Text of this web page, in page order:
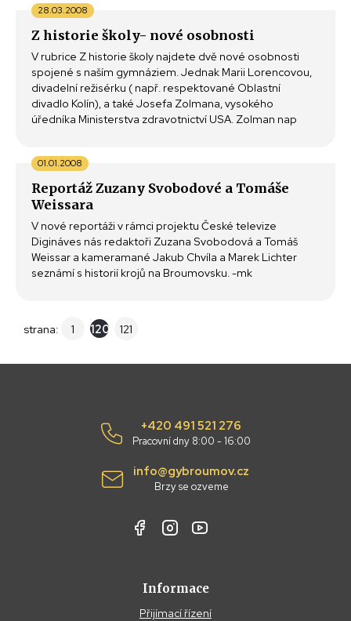
Z historie školy- nové osobnosti
28.03.2008
V rubrice Z historie školy najdete dvě nové osobnosti
spojené s naším gymnáziem. Jednak Marii Lorencovou,
divadelní režisérku ( např. respektované Oblastní
divadlo Kolín), a také Josefa Zolmana, vysokého
úředníka Ministerstva zdravotnictví USA. Zolman nap
Reportáž Zuzany Svobodové a Tomáše
Weissara
01.01.2008
V nové reportáži v rámci projektu České televize
Digináves nás redaktoři Zuzana Svobodová a Tomáš
Weissar a kameramané Jakub Chvíla a Marek Lichter
seznámí s historií krojů na Broumovsku. -mk
strana: 1 120 121
+420 491 521 276
Pracovní dny 8:00 - 16:00
info@gybroumov.cz
Brzy se ozveme
Informace
Přijímací řízení